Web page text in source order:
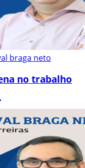
braga neto
no trabalho